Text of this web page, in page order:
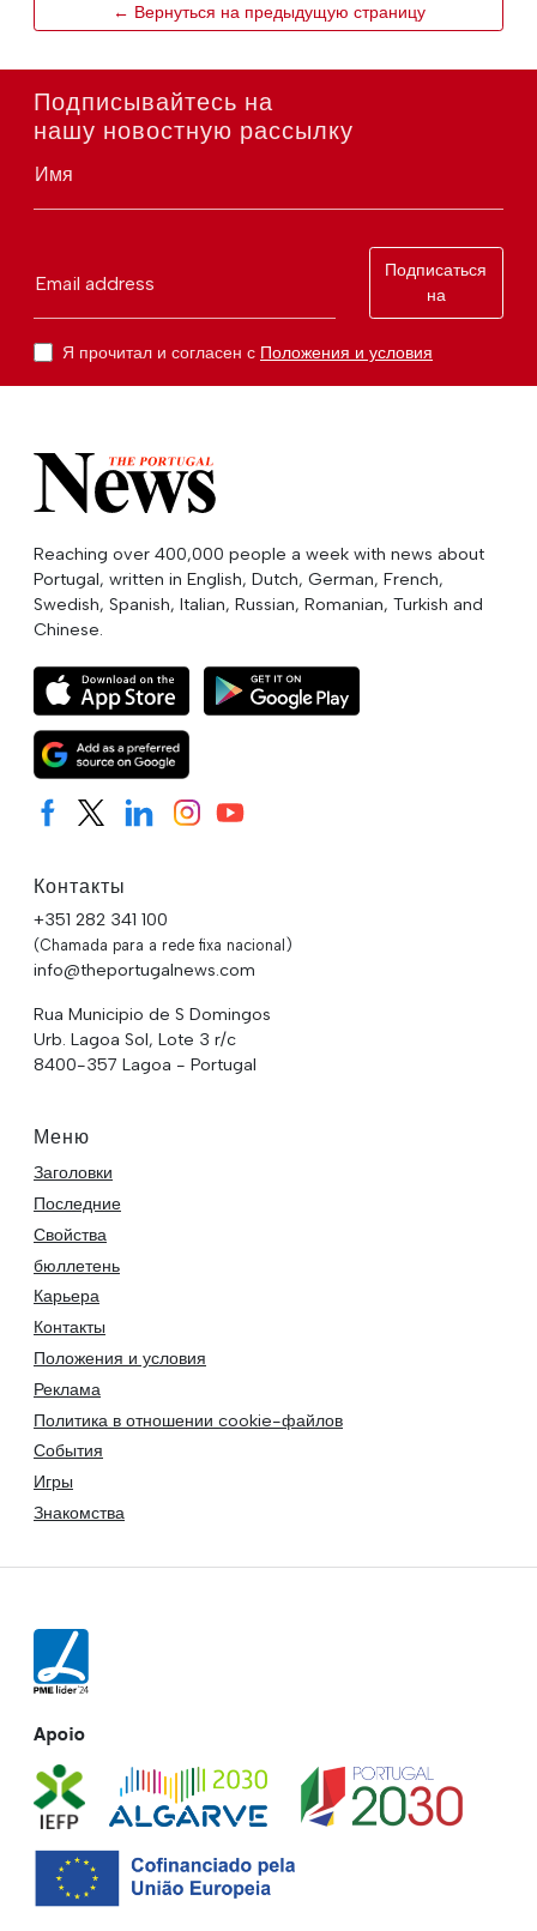
← Вернуться на предыдущую страницу
Подписывайтесь на
нашу новостную рассылку
Имя
Email address
Подписаться
на
Я прочитал и согласен с Положения и условия
Reaching over 400,000 people a week with news about
Portugal, written in English, Dutch, German, French,
Swedish, Spanish, Italian, Russian, Romanian, Turkish and
Chinese.
Контакты
+351 282 341 100
(Chamada para a rede fixa nacional)
info@theportugalnews.com
Rua Municipio de S Domingos
Urb. Lagoa Sol, Lote 3 r/c
8400-357 Lagoa - Portugal
Меню
Заголовки
Последние
Свойства
бюллетень
Карьера
Контакты
Положения и условия
Реклама
Политика в отношении cookie-файлов
События
Игры
Знакомства
Apoio